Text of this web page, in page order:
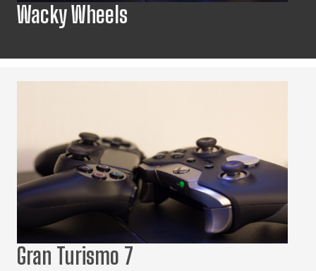
Wacky Wheels
Gran Turismo 7